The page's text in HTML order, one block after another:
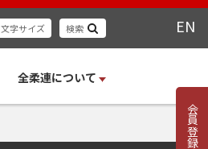
文字サイズ 検索 EN
全柔連について
会員登録